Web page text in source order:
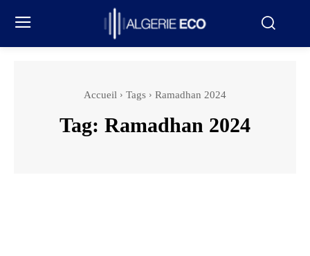
Accueil Tags Ramadhan 2024
Tag: Ramadhan 2024